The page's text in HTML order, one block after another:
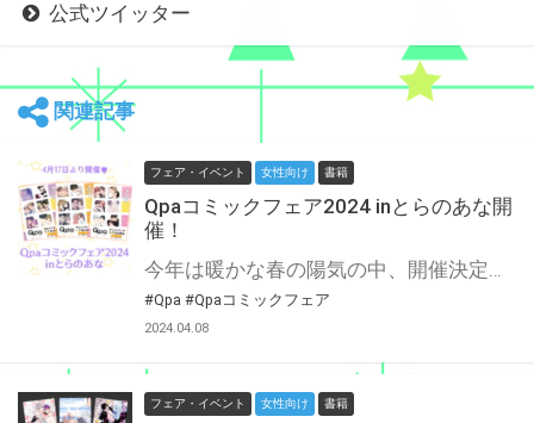
公式ツイッター
関連記事
フェア・イベント 女性向け 書籍
Qpaコミックフェア2024 inとらのあな開
催！
#Qpa #Qpaコミックフェア
2024.04.08
フェア・イベント 女性向け 書籍